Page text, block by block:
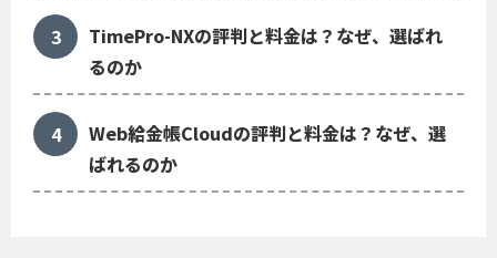
TimePro-NXの評判と料金は？なぜ、選ばれ
るのか
Web給金帳Cloudの評判と料金は？なぜ、選
ばれるのか